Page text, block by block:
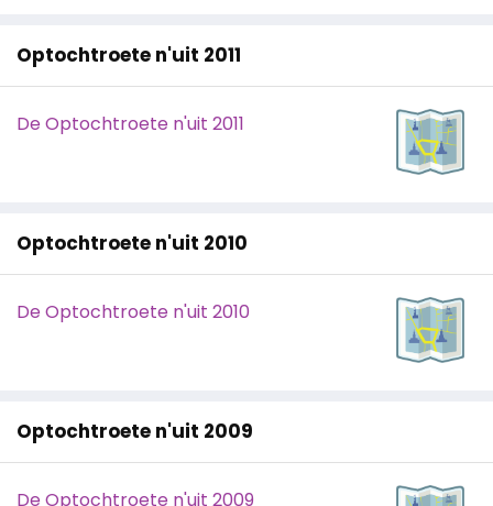
Optochtroete n'uit 2011
De Optochtroete n'uit 2011
Optochtroete n'uit 2010
De Optochtroete n'uit 2010
Optochtroete n'uit 2009
De Optochtroete n'uit 2009